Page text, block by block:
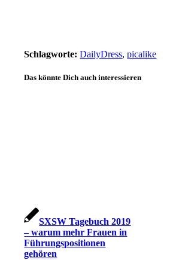
Schlagworte: DailyDress,picalike
Das könnte Dich auch interessieren
SXSW Tagebuch 2019
– warum mehr Frauen in
Führungspositionen
gehören